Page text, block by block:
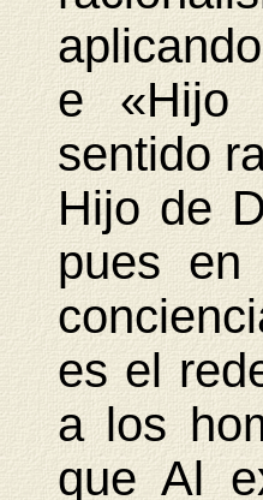
e «Hijo
sentido
Hijo de
pues
es el
a los
que Al